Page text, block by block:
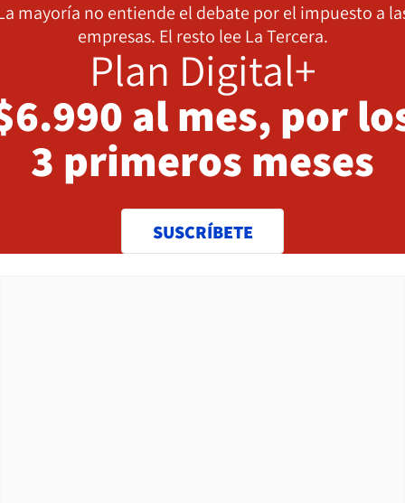
mayoría no entiende el debate por el impuesto a
empresas. El resto lee La Tercera.
Plan Digital+
al mes, por
3 primeros meses
SUSCRÍBETE